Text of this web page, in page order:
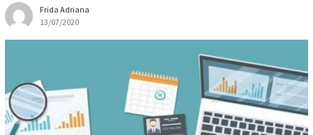
Frida Adriana
13/07/2020